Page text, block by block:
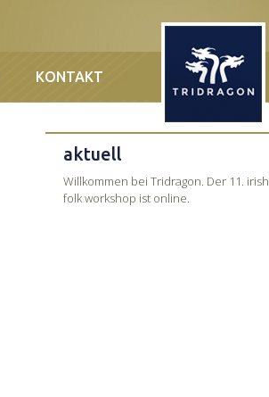
KONTAKT
aktuell
Willkommen bei Tridragon. Der 11. irish
folk workshop ist online.